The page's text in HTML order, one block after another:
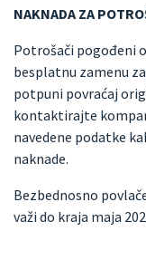
NAKNADA ZA
Potrošači pogođeni
besplatnu zamenu
potpuni povraćaj
kontaktirajte
navedene podatke
naknade.
Bezbednosno
važi do kraja maja